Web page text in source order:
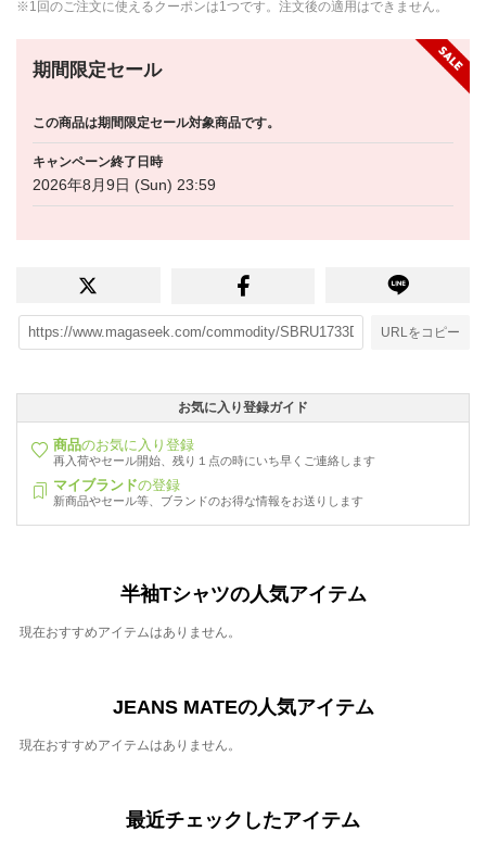
※1回のご注文に使えるクーポンは1つです。注文後の適用はできません。
期間限定セール
この商品は期間限定セール対象商品です。
キャンペーン終了日時
2026年8月9日 (Sun) 23:59
URLをコピー
お気に入り登録ガイド
商品のお気に入り登録
再入荷やセール開始、残り１点の時にいち早くご連絡します
マイブランドの登録
新商品やセール等、ブランドのお得な情報をお送りします
半袖Tシャツの人気アイテム
現在おすすめアイテムはありません。
JEANS MATEの人気アイテム
現在おすすめアイテムはありません。
最近チェックしたアイテム